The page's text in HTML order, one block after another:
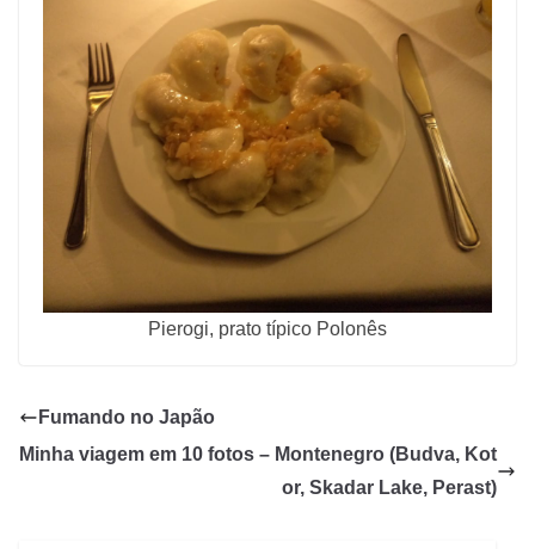
Pierogi, prato típico Polonês
Fumando no Japão
Minha viagem em 10 fotos – Montenegro (Budva, Kot
or, Skadar Lake, Perast)